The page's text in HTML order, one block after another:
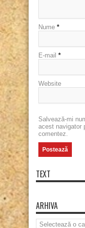
Nume *
E-mail *
Website
Salvează-mi
acest navigator
comentez.
TEXT
ARHIVA
Arhiva